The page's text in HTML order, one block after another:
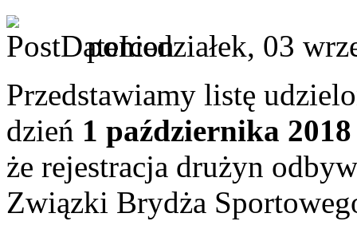
poniedziałek, 03
Przedstawiamy listę
dzień 1 października
że rejestracja drużyn
Związki Brydża